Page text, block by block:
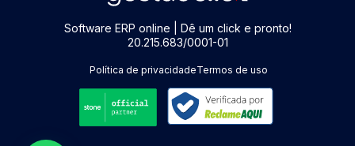
Software ERP online | Dê um click e pronto!
20.215.683/0001-01
Política de privacidadeTermos de uso